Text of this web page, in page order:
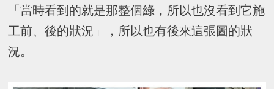
「當時看到的就是那整個綠，所以也沒看到它施
工前、後的狀況」，所以也有後來這張圖的狀
況。